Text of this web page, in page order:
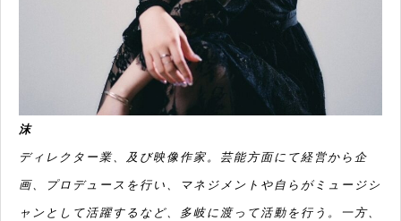
沫
ディレクター業、及び映像作家。芸能方面にて経営から企
画、プロデュースを行い、マネジメントや自らがミュージシ
ャンとして活躍するなど、多岐に渡って活動を行う。一方、